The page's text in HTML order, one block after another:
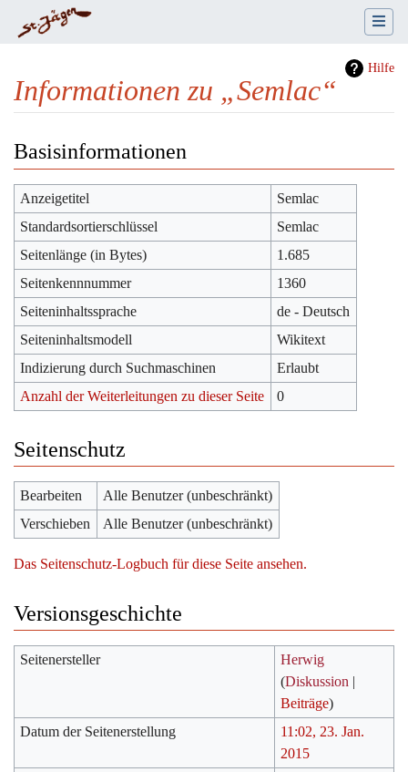
Hilfe
Informationen zu „Semlac“
Basisinformationen
Anzeigetitel
Semlac
Standardsortierschlüssel
Semlac
Seitenlänge (in Bytes)
1.685
Seitenkennnummer
1360
Seiteninhaltssprache
de - Deutsch
Seiteninhaltsmodell
Wikitext
Indizierung durch Suchmaschinen
Erlaubt
Anzahl der Weiterleitungen zu dieser Seite
0
Seitenschutz
Bearbeiten
Alle Benutzer (unbeschränkt)
Verschieben
Alle Benutzer (unbeschränkt)
Das Seitenschutz-Logbuch für diese Seite ansehen.
Versionsgeschichte
Seitenersteller
Herwig
(Diskussion |
Beiträge)
Datum der Seitenerstellung
11:02, 23. Jan.
2015